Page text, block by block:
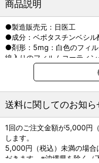
商品説明
●製造販売元：日医工
●成分：ベポタスチンベシル
●剤形：5mg：白色のフィ
線入りのフィルムコーティン
●貯法：室温保存，開封後
送料に関してのお知ら
1回のご注文金額が5,000円
します。
5,000円（税込）未満の場
だきます。※沖縄県を除く（